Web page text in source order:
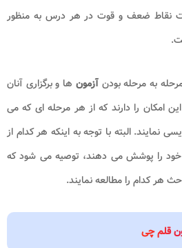
نقاط ضعف و قوت در هر درس به منظور
به مرحله بودنآزمون ها و برگزاری آنان
امکان را دارند که از هر مرحله ای که می
نمایند. البته با توجه به اینکه هر کدام از
را پوشش می دهند، توصیه می شود که
هر کدام را مطالعه نمایند.
قلم چی